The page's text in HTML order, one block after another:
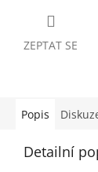
ZEPTAT SE
Popis
Detailní